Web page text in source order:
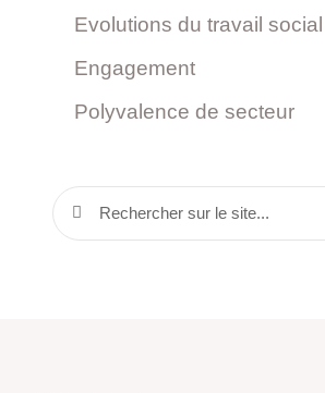
Evolutions du travail social
Engagement
Polyvalence de secteur